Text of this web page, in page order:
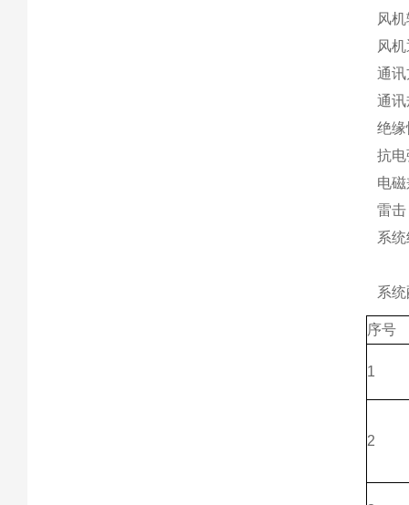
风机
风机
通讯
通讯
绝缘
抗电
电磁
雷击
系统
系
序号
1
2